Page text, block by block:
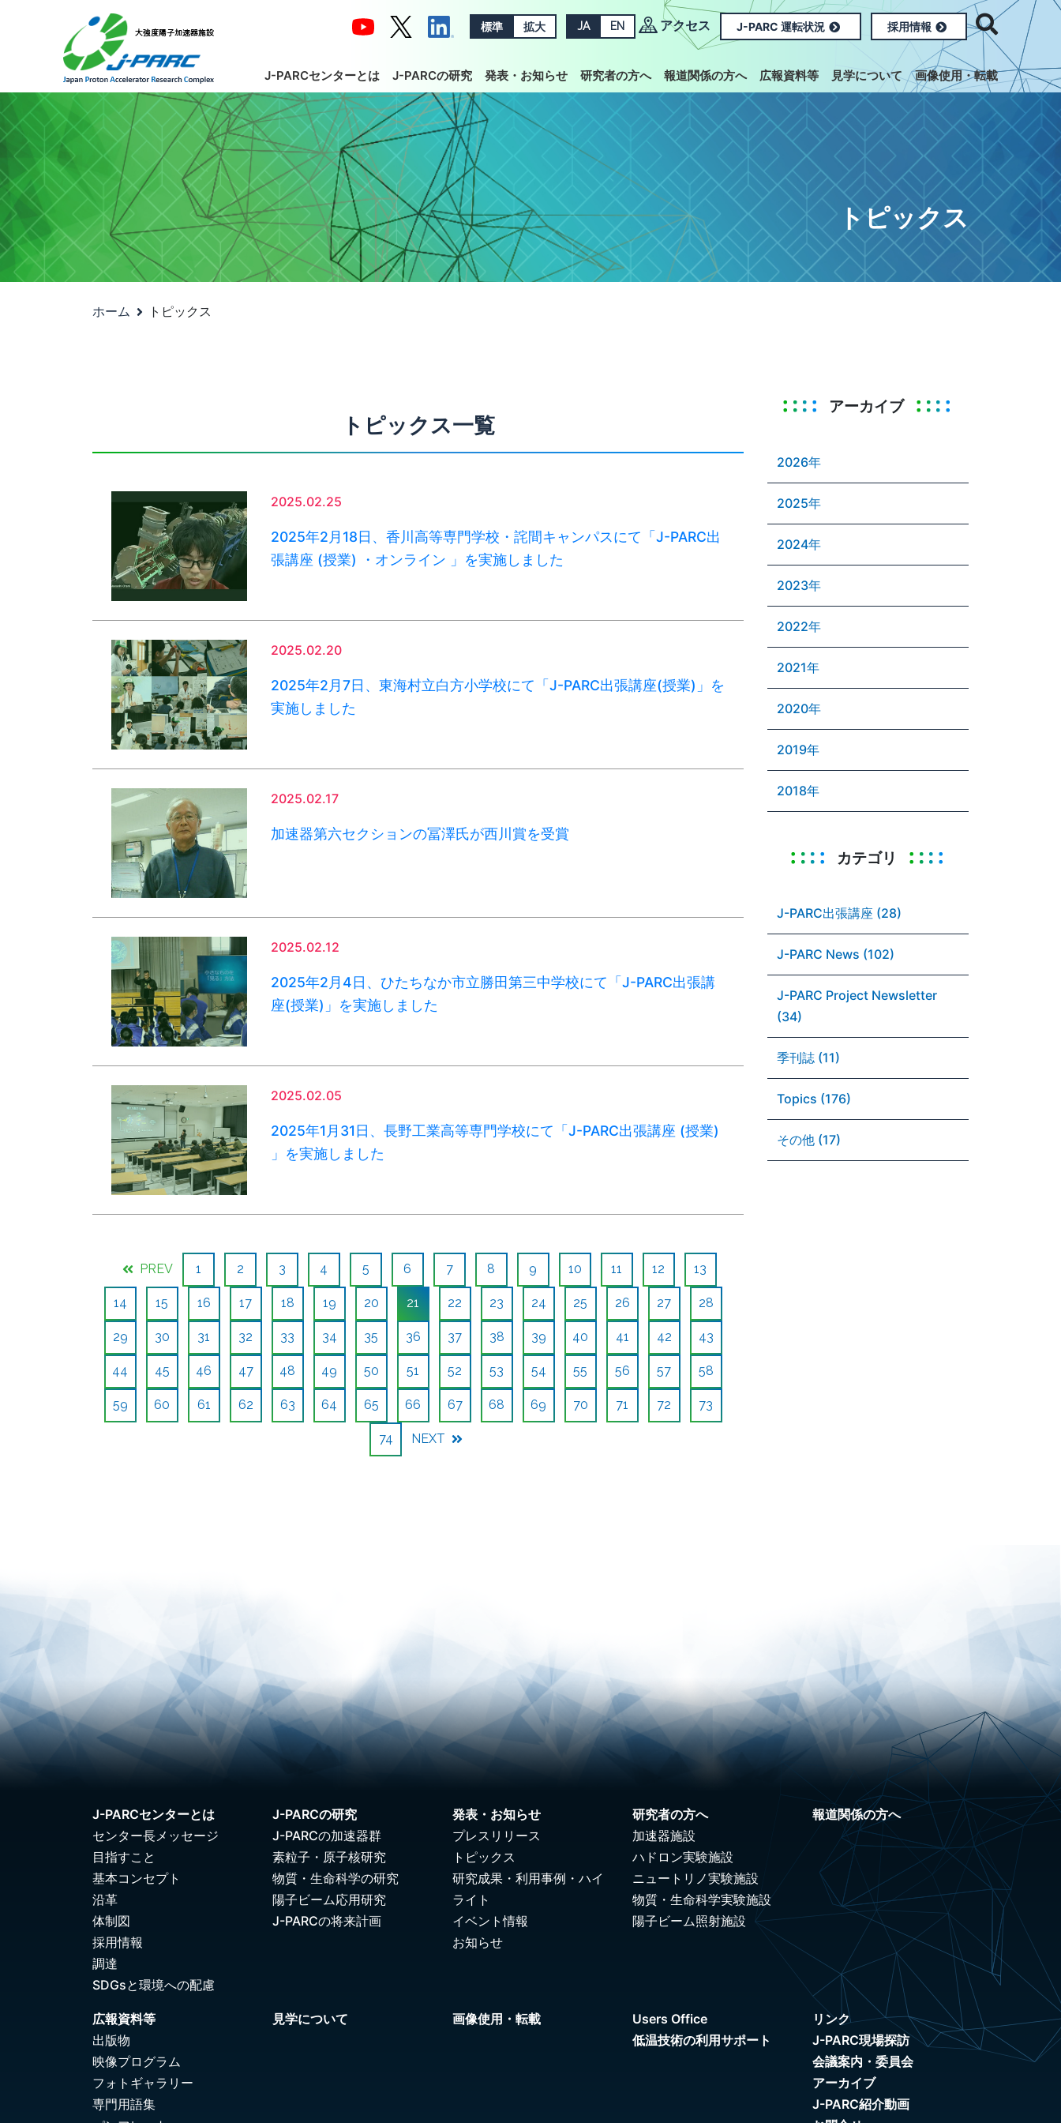
標準 拡大 JA EN アクセス J-PARC 運転状況 採用情報
J-PARCセンターとは J-PARCの研究 発表・お知らせ 研究者の方へ 報道関係の方へ 広報資料等 見学について 画像使用・転載
トピックス
ホーム トピックス
トピックス一覧
2025.02.25
2025年2月18日、香川高等専門学校・詫間キャンパスにて「J-PARC出
張講座 (授業) ・オンライン 」を実施しました
2025.02.20
2025年2月7日、東海村立白方小学校にて「J-PARC出張講座(授業)」を
実施しました
2025.02.17
加速器第六セクションの冨澤氏が西川賞を受賞
2025.02.12
2025年2月4日、ひたちなか市立勝田第三中学校にて「J-PARC出張講
座(授業)」を実施しました
2025.02.05
2025年1月31日、長野工業高等専門学校にて「J-PARC出張講座 (授業)
」を実施しました
PREV 1 2 3 4 5 6 7 8 9 10 11 12 13
14 15 16 17 18 19 20 21 22 23 24 25 26 27 28
29 30 31 32 33 34 35 36 37 38 39 40 41 42 43
44 45 46 47 48 49 50 51 52 53 54 55 56 57 58
59 60 61 62 63 64 65 66 67 68 69 70 71 72 73
74 NEXT
アーカイブ
2026年
2025年
2024年
2023年
2022年
2021年
2020年
2019年
2018年
カテゴリ
J-PARC出張講座 (28)
J-PARC News (102)
J-PARC Project Newsletter
(34)
季刊誌 (11)
Topics (176)
その他 (17)
J-PARCセンターとは
センター長メッセージ
目指すこと
基本コンセプト
沿革
体制図
採用情報
調達
SDGsと環境への配慮
J-PARCの研究
J-PARCの加速器群
素粒子・原子核研究
物質・生命科学の研究
陽子ビーム応用研究
J-PARCの将来計画
発表・お知らせ
プレスリリース
トピックス
研究成果・利用事例・ハイ
ライト
イベント情報
お知らせ
研究者の方へ
加速器施設
ハドロン実験施設
ニュートリノ実験施設
物質・生命科学実験施設
陽子ビーム照射施設
報道関係の方へ
広報資料等
出版物
映像プログラム
フォトギャラリー
専門用語集
見学について 画像使用・転載
Users Office
低温技術の利用サポート
リンク
J-PARC現場探訪
会議案内・委員会
アーカイブ
J-PARC紹介動画